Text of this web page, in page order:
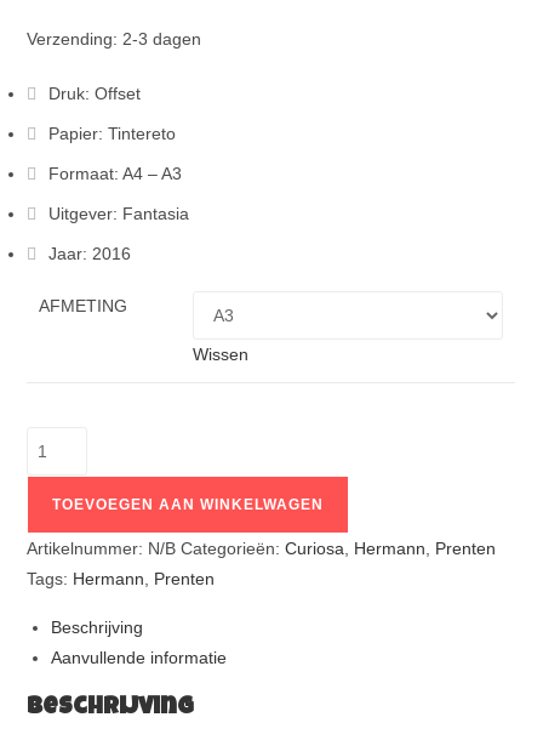
Verzending: 2-3 dagen
Druk: Offset
Papier: Tintereto
Formaat: A4 – A3
Uitgever: Fantasia
Jaar: 2016
AFMETING
Wissen
TOEVOEGEN AAN WINKELWAGEN
Artikelnummer: N/B Categorieën:Curiosa, Hermann, Prenten
Tags: Hermann, Prenten
Beschrijving
Aanvullende informatie
Beschrijving